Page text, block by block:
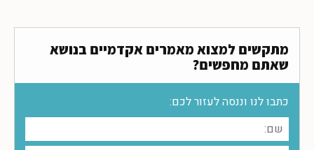
מתקשים למצוא מאמרים אקדמיים בנושא
שאתם מחפשים?
כתבו לנו וננסה לעזור לכם: